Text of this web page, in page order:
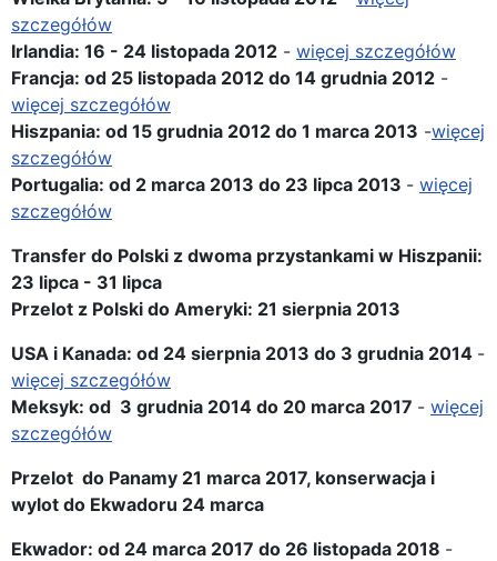
szczegółów
Irlandia: 16 - 24 listopada 2012 - więcej szczegółów
Francja: od 25 listopada 2012 do 14 grudnia 2012 -
więcej szczegółów
Hiszpania: od 15 grudnia 2012 do 1 marca 2013 -więcej
szczegółów
Portugalia: od 2 marca 2013 do 23 lipca 2013 - więcej
szczegółów
Transfer do Polski z dwoma przystankami w Hiszpanii:
23 lipca - 31 lipca
Przelot z Polski do Ameryki: 21 sierpnia 2013
USA i Kanada: od 24 sierpnia 2013 do 3 grudnia 2014 -
więcej szczegółów
Meksyk: od 3 grudnia 2014 do 20 marca 2017 - więcej
szczegółów
Przelot do Panamy 21 marca 2017, konserwacja i
wylot do Ekwadoru 24 marca
Ekwador: od 24 marca 2017 do 26 listopada 2018 -